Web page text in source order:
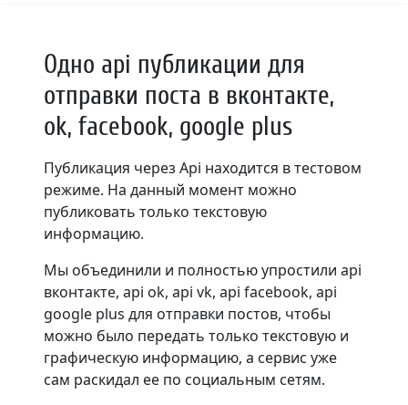
Одно api публикации для
отправки поста в вконтакте,
ok, facebook, google plus
Публикация через Api находится в тестовом
режиме. На данный момент можно
публиковать только текстовую
информацию.
Мы объединили и полностью упростили api
вконтакте, api ok, api vk, api facebook, api
google plus для отправки постов, чтобы
можно было передать только текстовую и
графическую информацию, а сервис уже
сам раскидал ее по социальным сетям.